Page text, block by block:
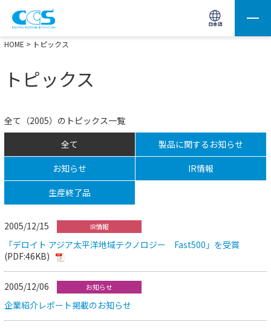
日本語
画像処理用の製品検索 サイト内検索(Enterで実行)
HOME > トピックス
トピックス
全て（2005）のトピックス一覧
全て
製品に関するお知らせ
お知らせ
IR情報
生産終了品
2005/12/15 IR情報
「デロイト アジア太平洋地域テクノロジー Fast500」を受賞
(PDF:46KB)
2005/12/06 お知らせ
企業紹介レポート掲載のお知らせ